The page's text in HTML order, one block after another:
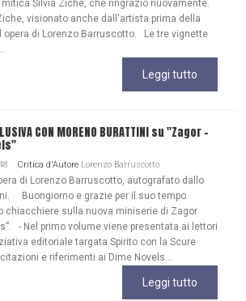
Silvia Ziche, che ringrazio nuovamente.
visionato anche dall'artista prima della
opera di Lorenzo Barruscotto. Le tre vignette
Leggi tutto
CON MORENO BURATTINI su "Zagor -
Critica d'Autore Lorenzo Barruscotto
di Lorenzo Barruscotto, autografato dallo
Buongiorno e grazie per il suo tempo.
chiacchiere sulla nuova miniserie di Zagor
- Nel primo volume viene presentata ai lettori
editoriale targata Spirito con la Scure
e riferimenti ai Dime Novels...
Leggi tutto